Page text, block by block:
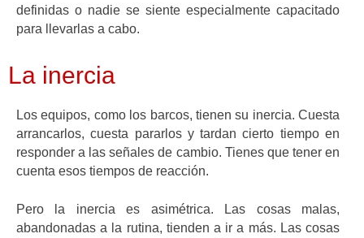
definidas o nadie se siente especialmente capacitado
para llevarlas a cabo.
La inercia
Los equipos, como los barcos, tienen su inercia. Cuesta
arrancarlos, cuesta pararlos y tardan cierto tiempo en
responder a las señales de cambio. Tienes que tener en
cuenta esos tiempos de reacción.
Pero la inercia es asimétrica. Las cosas malas,
abandonadas a la rutina, tienden a ir a más. Las cosas